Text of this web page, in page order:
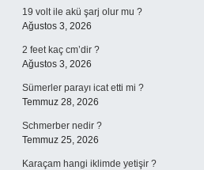
19 volt ile akü şarj olur mu ?
Ağustos 3, 2026
2 feet kaç cm’dir ?
Ağustos 3, 2026
Sümerler parayı icat etti mi ?
Temmuz 28, 2026
Schmerber nedir ?
Temmuz 25, 2026
Karaçam hangi iklimde yetişir ?